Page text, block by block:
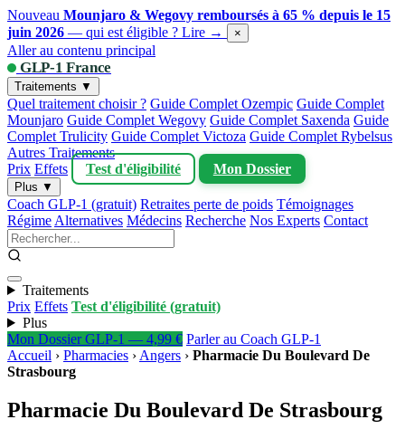
Nouveau Mounjaro & Wegovy remboursés à 65 % depuis le 15
juin 2026 — qui est éligible ? Lire → ×
Aller au contenu principal
GLP-1 France
Traitements ▼
Quel traitement choisir ? Guide Complet Ozempic Guide Complet
Mounjaro Guide Complet Wegovy Guide Complet Saxenda Guide
Complet Trulicity Guide Complet Victoza Guide Complet Rybelsus
Autres Traitements
Prix Effets Test d'éligibilité Mon Dossier
Plus ▼
Coach GLP-1 (gratuit) Retraites perte de poids Témoignages
Régime Alternatives Médecins Recherche Nos Experts Contact
Traitements
Prix Effets Test d'éligibilité (gratuit)
Plus
Mon Dossier GLP-1 — 4,99 € Parler au Coach GLP-1
Accueil › Pharmacies › Angers › Pharmacie Du Boulevard De
Strasbourg
Pharmacie Du Boulevard De Strasbourg